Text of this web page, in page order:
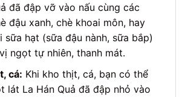
đã đập vỡ vào nấu cùng các
đậu xanh, chè khoai môn, hay
sữa hạt (sữa đậu nành, sữa bắp)
ngọt tự nhiên, thanh mát.
cá: Khi kho thịt, cá, bạn có thể
lát La Hán Quả đã đập nhỏ vào